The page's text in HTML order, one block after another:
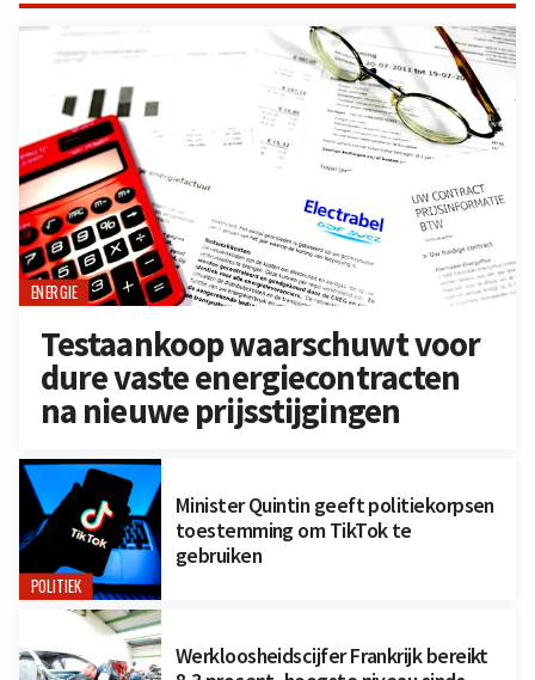
ENERGIE
Testaankoop waarschuwt voor
dure vaste energiecontracten
na nieuwe prijsstijgingen
POLITIEK
Minister Quintin geeft politiekorpsen
toestemming om TikTok te
gebruiken
Werkloosheidscijfer Frankrijk bereikt